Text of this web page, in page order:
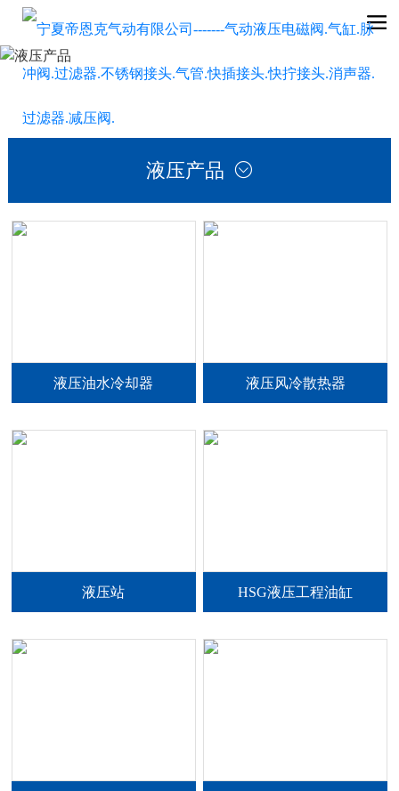
液压产品 
液压油水冷却器 液压风冷散热器
液压站 HSG液压工程油缸